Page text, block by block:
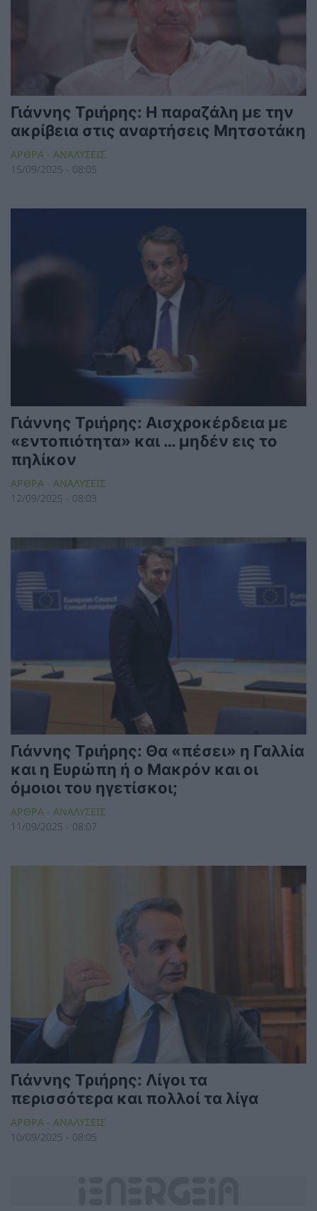
Γιάννης Τριήρης: Η παραζάλη με την
ακρίβεια στις αναρτήσεις Μητσοτάκη
ΑΡΘΡΑ - ΑΝΑΛΥΣΕΙΣ
15/09/2025 - 08:05
Γιάννης Τριήρης: Αισχροκέρδεια με
«εντοπιότητα» και … μηδέν εις το
πηλίκον
ΑΡΘΡΑ - ΑΝΑΛΥΣΕΙΣ
12/09/2025 - 08:03
Γιάννης Τριήρης: Θα «πέσει» η Γαλλία
και η Ευρώπη ή ο Μακρόν και οι
όμοιοι του ηγετίσκοι;
ΑΡΘΡΑ - ΑΝΑΛΥΣΕΙΣ
11/09/2025 - 08:07
Γιάννης Τριήρης: Λίγοι τα
περισσότερα και πολλοί τα λίγα
ΑΡΘΡΑ - ΑΝΑΛΥΣΕΙΣ
10/09/2025 - 08:05